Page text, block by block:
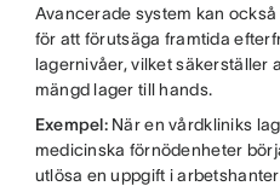
Avancerade system kan
för att förutsäga framtida
lagernivåer, vilket säkerställer
mängd lager till hands.
Exempel:När en vårdkliniks
medicinska förnödenheter
utlösa en uppgift i